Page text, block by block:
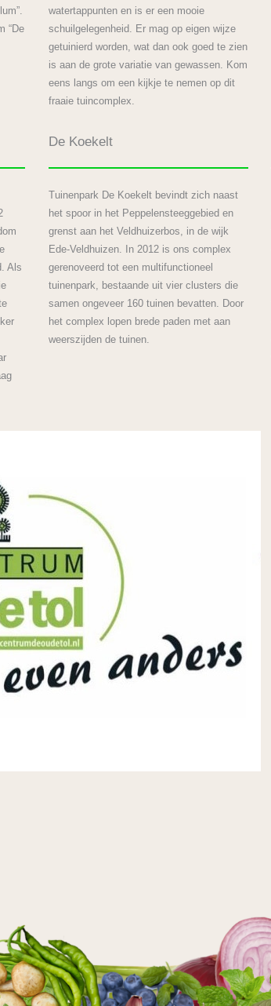
“De
watertappunten en is er een mooie
schuilgelegenheid. Er mag op eigen wijze
getuinierd worden, wat dan ook goed te zien
is aan de grote variatie van gewassen. Kom
eens langs om een kijkje te nemen op dit
fraaie tuincomplex.
Als
De Koekelt
Tuinenpark De Koekelt bevindt zich naast
het spoor in het Peppelensteeggebied en
grenst aan het Veldhuizerbos, in de wijk
Ede-Veldhuizen. In 2012 is ons complex
gerenoveerd tot een multifunctioneel
tuinenpark, bestaande uit vier clusters die
samen ongeveer 160 tuinen bevatten. Door
het complex lopen brede paden met aan
weerszijden de tuinen.